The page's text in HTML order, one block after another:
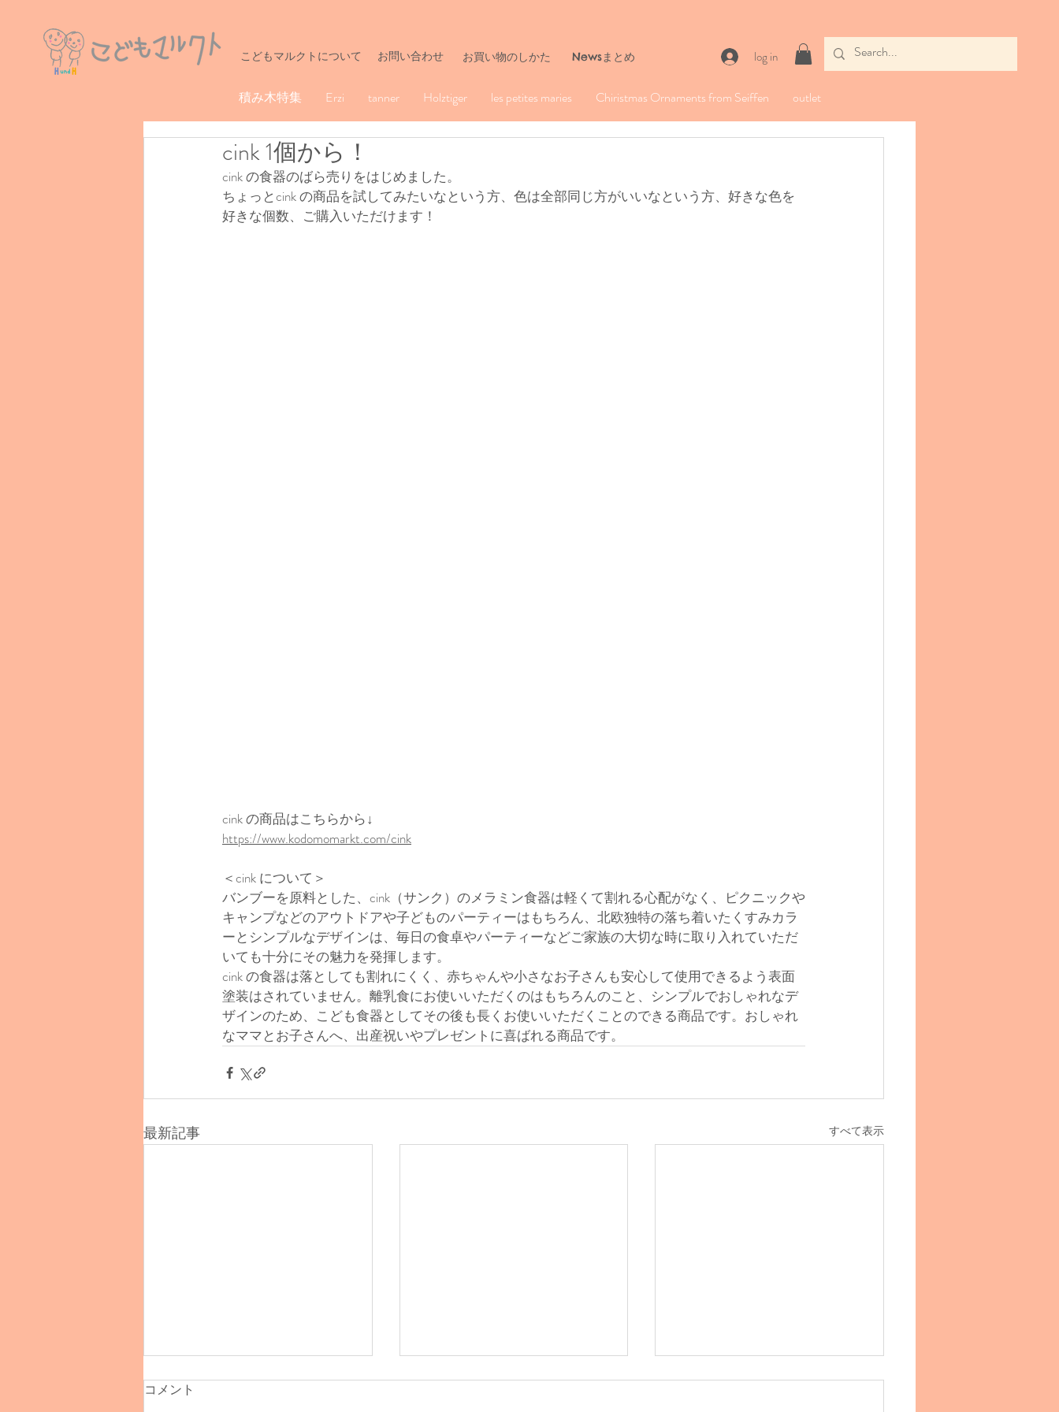
こどもマルクトについて お問い合わせ ​お買い物のしかた Newsまとめ log in
積み木特集 Erzi tanner Holztiger les petites maries Chiristmas Ornaments from Seiffen outlet
cink 1個から！
cink の食器のばら売りをはじめました。
ちょっとcink の商品を試してみたいなという方、色は全部同じ方がいいなという方、好きな色を
好きな個数、ご購入いただけます！
cink の商品はこちらから↓
https://www.kodomomarkt.com/cink
＜cink について＞
バンブーを原料とした、cink（サンク）のメラミン食器は軽くて割れる心配がなく、ピクニックや
キャンプなどのアウトドアや子どものパーティーはもちろん、北欧独特の落ち着いたくすみカラ
ーとシンプルなデザインは、毎日の食卓やパーティーなどご家族の大切な時に取り入れていただ
いても十分にその魅力を発揮します。
cink の食器は落としても割れにくく、赤ちゃんや小さなお子さんも安心して使用できるよう表面
塗装はされていません。 離乳食にお使いいただくのはもちろんのこと、シンプルでおしゃれなデ
ザインのため、こども食器としてその後も長くお使いいただくことのできる商品です。 おしゃれ
なママとお子さんへ、出産祝いやプレゼントに喜ばれる商品です。
最新記事 すべて表示
コメント